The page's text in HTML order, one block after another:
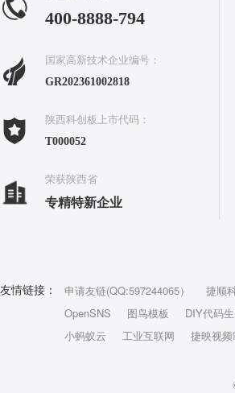
400-8888-794
国家高新技术企业编号：
GR202361002818
陕西科创板上市代码：
T000052
荣获陕西省
专精特新企业
友情链接： 申请友链(QQ:597244065） 捷顺
OpenSNS
图鸟模板 DIY代码
小蚂蚁云
工业互联网 捷映视